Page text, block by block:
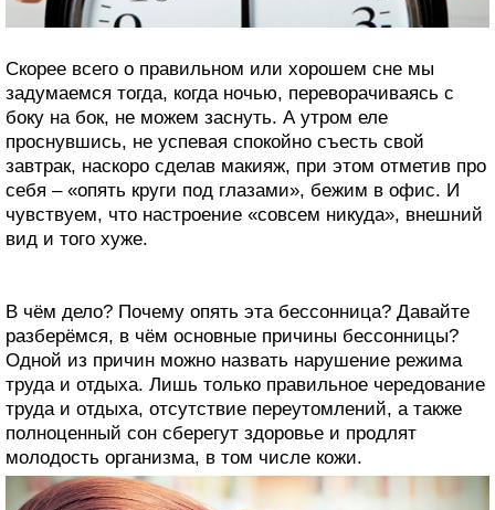
Скорее всего о правильном или хорошем сне мы
задумаемся тогда, когда ночью, переворачиваясь с
боку на бок, не можем заснуть. А утром еле
проснувшись, не успевая спокойно съесть свой
завтрак, наскоро сделав макияж, при этом отметив про
себя – «опять круги под глазами», бежим в офис. И
чувствуем, что настроение «совсем никуда», внешний
вид и того хуже.
В чём дело? Почему опять эта бессонница? Давайте
разберёмся, в чём основные причины бессонницы?
Одной из причин можно назвать нарушение режима
труда и отдыха. Лишь только правильное чередование
труда и отдыха, отсутствие переутомлений, а также
полноценный сон сберегут здоровье и продлят
молодость организма, в том числе кожи.